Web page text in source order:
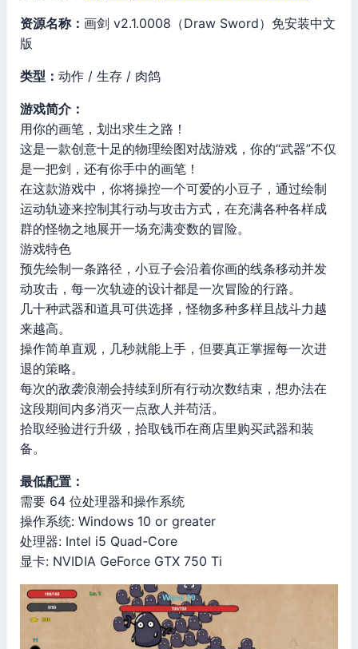
资源名称： 画剑 v2.1.0008（Draw Sword）免安装中文
版
类型： 动作 / 生存 / 肉鸽
游戏简介：
用你的画笔，划出求生之路！
这是一款创意十足的物理绘图对战游戏，你的“武器”不仅
是一把剑，还有你手中的画笔！
在这款游戏中，你将操控一个可爱的小豆子，通过绘制
运动轨迹来控制其行动与攻击方式，在充满各种各样成
群的怪物之地展开一场充满变数的冒险。
游戏特色
预先绘制一条路径，小豆子会沿着你画的线条移动并发
动攻击，每一次轨迹的设计都是一次冒险的行路。
几十种武器和道具可供选择，怪物多种多样且战斗力越
来越高。
操作简单直观，几秒就能上手，但要真正掌握每一次进
退的策略。
每次的敌袭浪潮会持续到所有行动次数结束，想办法在
这段期间内多消灭一点敌人并苟活。
拾取经验进行升级，拾取钱币在商店里购买武器和装
备。
最低配置：
需要 64 位处理器和操作系统
操作系统: Windows 10 or greater
处理器: Intel i5 Quad-Core
显卡: NVIDIA GeForce GTX 750 Ti